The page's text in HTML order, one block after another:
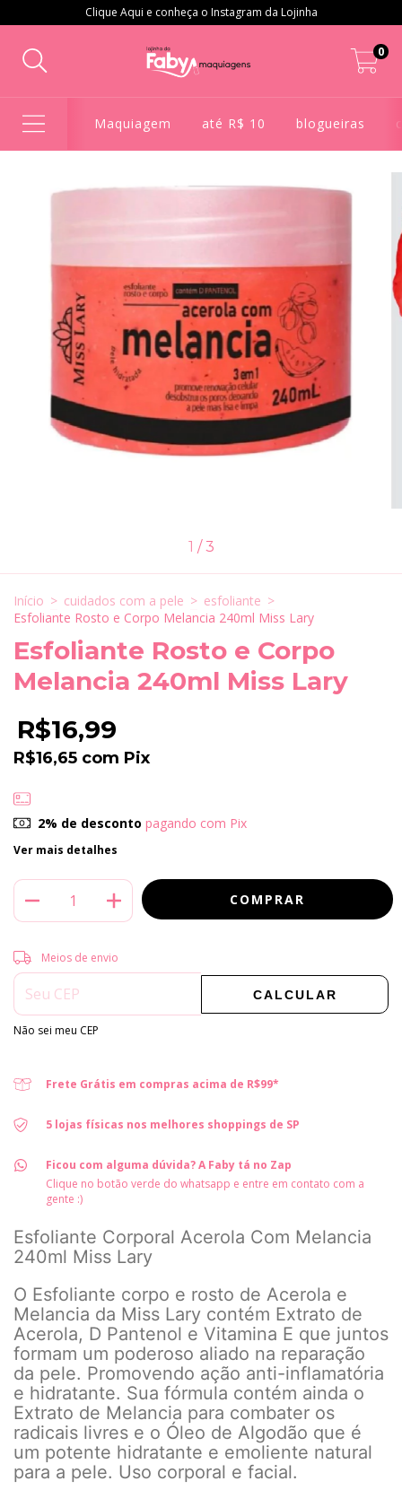
Clique Aqui e conheça o Instagram da Lojinha
0
Maquiagem até R$ 10 blogueiras
1 / 3
Início > cuidados com a pele > esfoliante >
Esfoliante Rosto e Corpo Melancia 240ml Miss Lary
Esfoliante Rosto e Corpo
Melancia 240ml Miss Lary
R$16,99
R$16,65 com Pix
2% de desconto pagando com Pix
Ver mais detalhes
Entregas para o CEP:
Meios de envio
CALCULAR
Não sei meu CEP
Frete Grátis em compras acima de R$99*
5 lojas físicas nos melhores shoppings de SP
Ficou com alguma dúvida? A Faby tá no Zap
Clique no botão verde do whatsapp e entre em contato com a
gente :)
Esfoliante Corporal Acerola Com Melancia
240ml Miss Lary
O Esfoliante corpo e rosto de Acerola e
Melancia da Miss Lary contém Extrato de
Acerola, D Pantenol e Vitamina E que juntos
formam um poderoso aliado na reparação
da pele. Promovendo ação anti-inflamatória
e hidratante. Sua fórmula contém ainda o
Extrato de Melancia para combater os
radicais livres e o Óleo de Algodão que é
um potente hidratante e emoliente natural
para a pele. Uso corporal e facial.